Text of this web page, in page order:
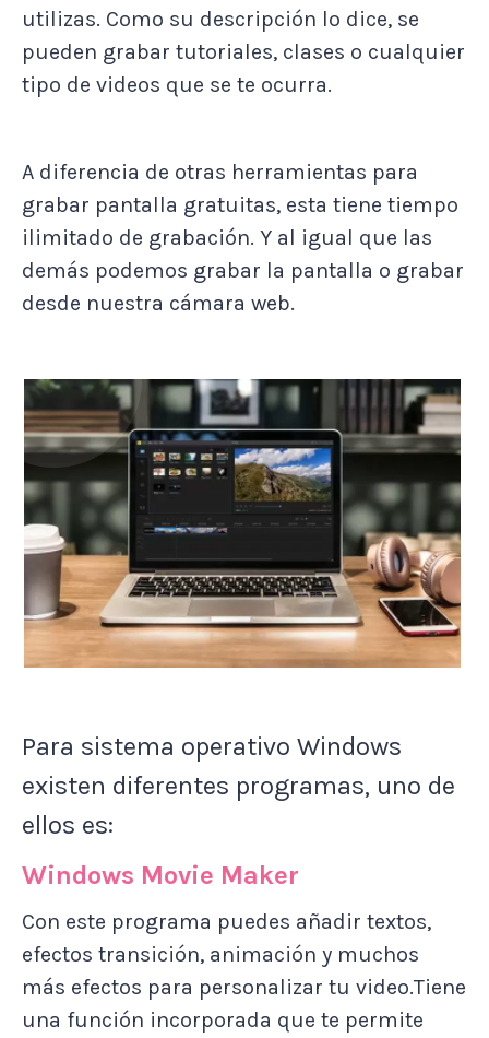
utilizas. Como su descripción lo dice, se
pueden grabar tutoriales, clases o cualquier
tipo de videos que se te ocurra.
A diferencia de otras herramientas para
grabar pantalla gratuitas, esta tiene tiempo
ilimitado de grabación. Y al igual que las
demás podemos grabar la pantalla o grabar
desde nuestra cámara web.
Para sistema operativo Windows
existen diferentes programas, uno de
ellos es:
Windows Movie Maker
Con este programa puedes añadir textos,
efectos transición, animación y muchos
más efectos para personalizar tu video.Tiene
una función incorporada que te permite